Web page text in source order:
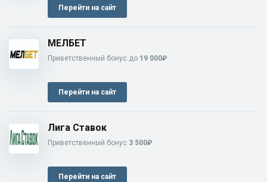
Перейти на сайт
МЕЛБЕТ
Приветственный бонус до 19 000₽
Перейти на сайт
Лига Ставок
Приветственный бонус 3 500₽
Перейти на сайт